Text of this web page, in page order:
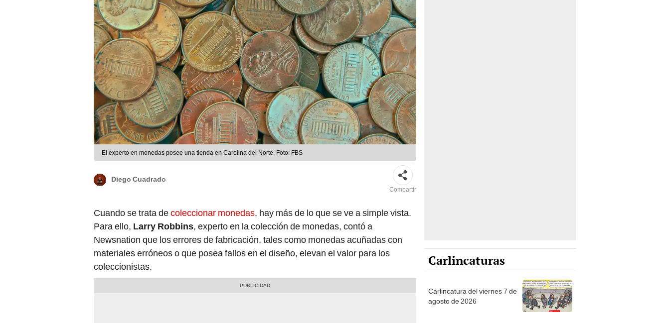
El experto en monedas posee una tienda en Carolina del Norte. Foto: FBS
Diego Cuadrado
Compartir
Cuando se trata decoleccionar monedas, hay más de lo que se ve a simple vista.
Para ello, Larry Robbins, experto en la colección de monedas, contó a
Newsnation que los errores de fabricación, tales como monedas acuñadas con
materiales erróneos o que posea fallos en el diseño, elevan el valor para los
coleccionistas.
Carlincaturas
Carlincatura del viernes 7 de
agosto de 2026